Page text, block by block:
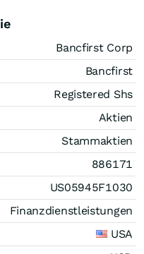
Bancfirst Corp
Bancfirst
Registered Shs
Aktien
Stammaktien
886171
US05945F1030
Finanzdienstleistungen
USA